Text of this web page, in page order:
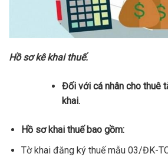
Hồ sơ kê khai thuế.
Đối với cá nhân cho thuê
khai.
Hồ sơ khai thuế bao gồm:
Tờ khai đăng ký thuế mẫu 03/ĐK-